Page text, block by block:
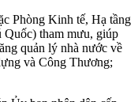
Phòng Kinh tế, Hạ tầng
tham mưu, giúp
quản lý nhà nước về
và Công Thương;